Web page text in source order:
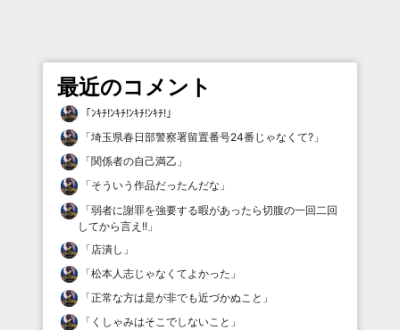
最近のコメント
「ﾝｷﾁ!ﾝｷﾁ!ﾝｷﾁ!ﾝｷﾁ! 」
「埼玉県春日部警察署留置番号24番じゃなくて? 」
「関係者の自己満乙 」
「そういう作品だったんだな 」
「弱者に謝罪を強要する暇があったら切腹の一回二回
してから言え!! 」
「 店潰し 」
「松本人志じゃなくてよかった 」
「正常な方は是が非でも近づかぬこと 」
「 くしゃみはそこでしないこと 」